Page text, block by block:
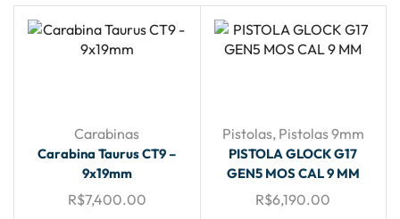
Carabinas
Carabina Taurus CT9 –
9x19mm
R$7,400.00
Pistolas, Pistolas 9mm
PISTOLA GLOCK G17
GEN5 MOS CAL 9 MM
R$6,190.00